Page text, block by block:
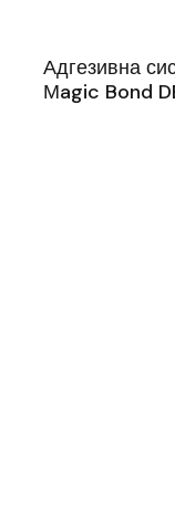
Адгезивна
Мagic Bond